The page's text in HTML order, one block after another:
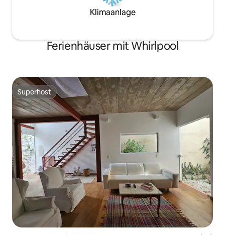
Klimaanlage
Ferienhäuser mit Whirlpool
Superhost
Superhost